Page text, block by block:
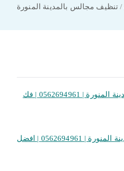
تنظيف مجالس بالمدينة المنورة
فني تركيب مطابخ بالمدينة المنورة | 0562694961 | فك
فني تركيب ستاير بالمدينة المنورة | 0562694961 | افضل